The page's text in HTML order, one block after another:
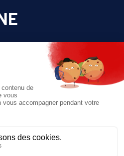
accès privilégié à tous
site.